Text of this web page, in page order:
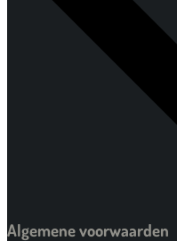
Algemene voorwaarden